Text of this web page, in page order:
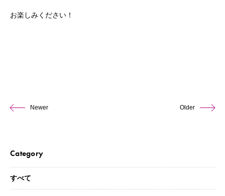
お楽しみください！
Newer Older
Category
すべて